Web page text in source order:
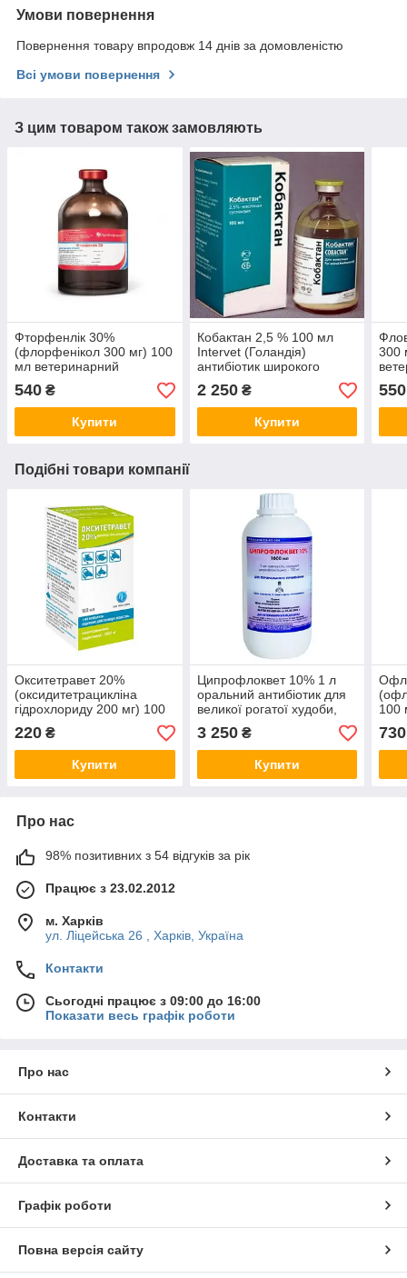
Умови повернення
Повернення товару впродовж 14 днів за домовленістю
Всі умови повернення
З цим товаром також замовляють
Фторфенлік 30%
(флорфенікол 300 мг) 100
мл ветеринарний
антибіотик широкого
спектру дії
540 ₴
Купити
Кобактан 2,5 % 100 мл
Intervet (Голандія)
антибіотик широкого
спектра дії для
ветеринарії
2 250₴
Купити
300
для
550
Подібні товари компанії
Окситетравет 20%
(оксидитетрацикліна
гідрохлориду 200 мг) 100
антибіотик для свиней і
теляти
220 ₴
Купити
Ципрофлоквет 10% 1 л
оральний антибіотик для
великої рогатої худоби,
свиней, с/г птиці, собак і
кішок
3 250₴
Купити
100
730
Про нас
98% позитивних з 54 відгуків за рік
Працює з 23.02.2012
м. Харків
ул. Ліцейська 26 , Харків, Україна
Контакти
Сьогодні працює з 09:00 до 16:00
Показати весь графік роботи
Про нас
Контакти
Доставка та оплата
Графік роботи
Повна версія сайту